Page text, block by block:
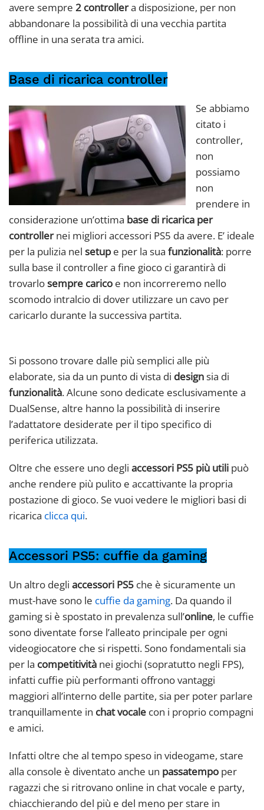
avere sempre 2 controllera disposizione, per non
abbandonare la possibilità di una vecchia partita
offline in una serata tra amici.
Base di ricarica controller
Se abbiamo
citato i
controller,
non
possiamo
non
prendere in
considerazione un’ottima base di ricarica per
controllernei migliori accessori PS5 da avere. E’ ideale
per la pulizia nel setup e per la sua funzionalità: porre
sulla base il controller a fine gioco ci garantirà di
trovarlosempre carico e non incorreremo nello
scomodo intralcio di dover utilizzare un cavo per
caricarlo durante la successiva partita.
Si possono trovare dalle più semplici alle più
elaborate, sia da un punto di vista di designsia di
funzionalità. Alcune sono dedicate esclusivamente a
DualSense, altre hanno la possibilità di inserire
l’adattatore desiderate per il tipo specifico di
periferica utilizzata.
Oltre che essere uno degli accessori PS5 più utili può
anche rendere più pulito e accattivante la propria
postazione di gioco. Se vuoi vedere le migliori basi di
ricarica clicca qui.
Accessori PS5: cuffie da gaming
Un altro degli accessori PS5 che è sicuramente un
must-have sono le cuffie da gaming. Da quando il
gaming si è spostato in prevalenza sull’online, le cuffie
sono diventate forse l’alleato principale per ogni
videogiocatore che si rispetti. Sono fondamentali sia
per la competitività nei giochi (sopratutto negli FPS),
infatti cuffie più performanti offrono vantaggi
maggiori all’interno delle partite, sia per poter parlare
tranquillamente in chat vocale con i proprio compagni
e amici.
Infatti oltre che al tempo speso in videogame, stare
alla console è diventato anche un passatempo per
ragazzi che si ritrovano online in chat vocale e party,
chiacchierando del più e del meno per stare in